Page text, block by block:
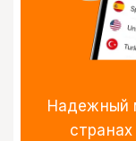
Надежный